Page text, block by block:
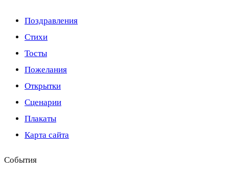
Поздравления
Стихи
Тосты
Пожелания
Открытки
Сценарии
Плакаты
Карта сайта
События